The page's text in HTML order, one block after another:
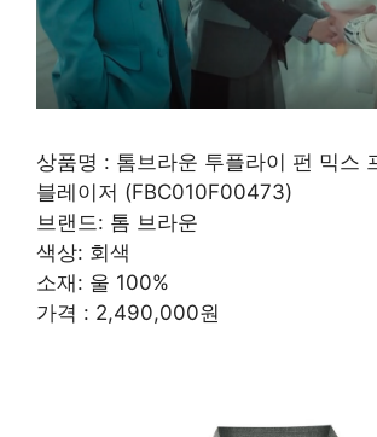
상품명 : 톰브라운 투플라이 펀 믹스
블레이저 (FBC010F00473)
브랜드: 톰 브라운
색상: 회색
소재: 울 100%
가격 : 2,490,000원